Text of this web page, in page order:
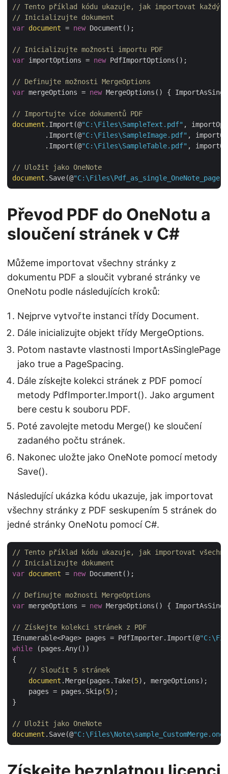
// Tento příklad kódu ukazuje, jak importovat každý
// Inicializujte dokument
var document = new Document();
// Inicializujte možnosti importu PDF
var importOptions = new PdfImportOptions();
// Definujte možnosti MergeOptions
var mergeOptions = new MergeOptions() {
// Importujte více dokumentů PDF
document .Import(@"C:\Files\SampleText.pdf" ,
        .Import(@
"C:\Files\SampleImage.pdf" ,
        .Import(@
"C:\Files\SampleTable.pdf" ,
// Uložit jako OneNote
document .Save(@
Převod PDF do OneNotu a
sloučení stránek v C#
Můžeme importovat všechny stránky z
dokumentu PDF a sloučit vybrané stránky ve
OneNotu podle následujících kroků:
Nejprve vytvořte instanci třídy Document.
Dále inicializujte objekt třídy MergeOptions.
Potom nastavte vlastnosti ImportAsSinglePage
jako true a PageSpacing.
Dále získejte kolekci stránek z PDF pomocí
metody PdfImporter.Import(). Jako argument
bere cestu k souboru PDF.
Poté zavolejte metodu Merge() ke sloučení
zadaného počtu stránek.
Nakonec uložte jako OneNote pomocí metody
Save().
Následující ukázka kódu ukazuje, jak importovat
všechny stránky z PDF seskupením 5 stránek do
jedné stránky OneNotu pomocí C#.
// Tento příklad kódu ukazuje, jak importovat všechny
// Inicializujte dokument
var document = new Document();
// Definujte možnosti MergeOptions
var mergeOptions = new MergeOptions() {
// Získejte kolekci stránek z PDF
IEnumerable<Page> pages = PdfImporter.Import(@
while (pages.Any())
{
// Sloučit 5 stránek
document .Merge(pages.Take(5), mergeOptions);
    pages = pages.Skip(
5);
}
// Uložit jako OneNote
document .Save(@"C:\Files\Note\sample_CustomMerge.one"